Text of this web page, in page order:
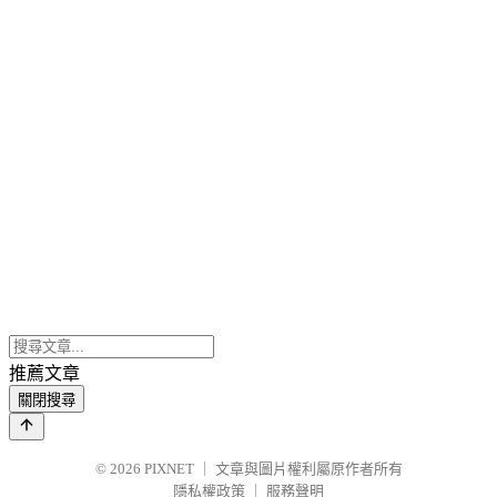
推薦文章
關閉搜尋
© 2026 PIXNET
文章與圖片權利屬原作者所有
隱私權政策
服務聲明